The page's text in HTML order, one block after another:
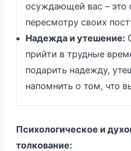
осуждающей вас – это
пересмотру своих
Надежда и утешение:
прийти в трудные
подарить надежду,
напомнить о том, что
Психологическое и
толкование: